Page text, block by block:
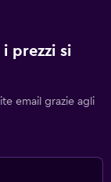
prezzi si
email grazie agli